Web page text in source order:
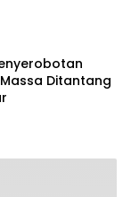
Massa Ditantang